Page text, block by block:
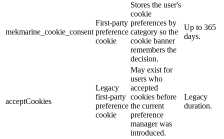
mekmarine_cookie_consent
First-party
preference
cookie
Stores the user's
cookie
preferences by
category so the
cookie banner
remembers the
decision.
Up to 365
days.
acceptCookies
Legacy
first-party
preference
cookie
May exist for
users who
accepted
cookies before
the current
preference
manager was
introduced.
Legacy
duration.